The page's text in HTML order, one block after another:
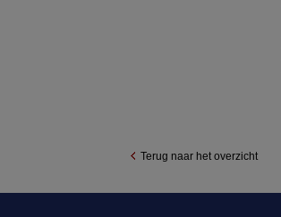
Terug naar het overzicht